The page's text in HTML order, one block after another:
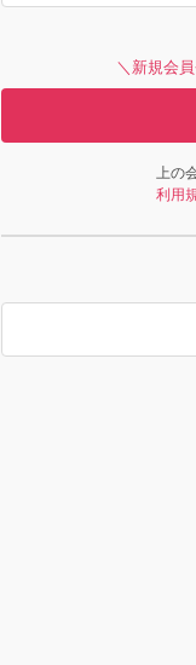
＼新規会
上の
利用